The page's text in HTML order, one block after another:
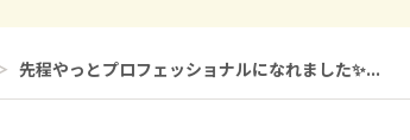
先程やっとプロフェッショナルになれました✨️...